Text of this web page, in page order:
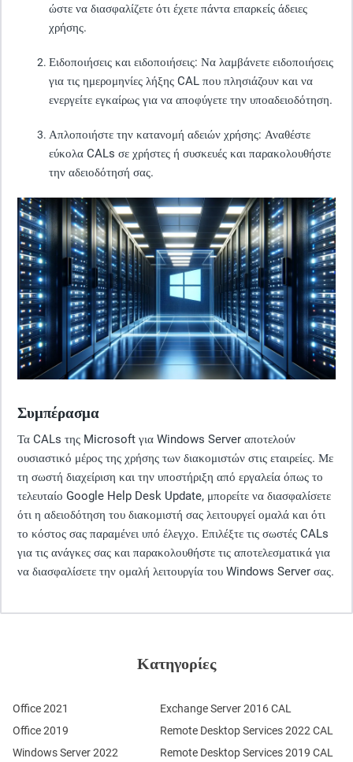
ώστε να διασφαλίζετε ότι έχετε πάντα επαρκείς άδειες
χρήσης.
Ειδοποιήσεις και ειδοποιήσεις: Να λαμβάνετε ειδοποιήσεις
για τις ημερομηνίες λήξης CAL που πλησιάζουν και να
ενεργείτε εγκαίρως για να αποφύγετε την υποαδειοδότηση.
Απλοποιήστε την κατανομή αδειών χρήσης: Αναθέστε
εύκολα CALs σε χρήστες ή συσκευές και παρακολουθήστε
την αδειοδότησή σας.
Συμπέρασμα
Τα CALs της Microsoft για Windows Server αποτελούν
ουσιαστικό μέρος της χρήσης των διακομιστών στις εταιρείες. Με
τη σωστή διαχείριση και την υποστήριξη από εργαλεία όπως το
τελευταίο Google Help Desk Update, μπορείτε να διασφαλίσετε
ότι η αδειοδότηση του διακομιστή σας λειτουργεί ομαλά και ότι
το κόστος σας παραμένει υπό έλεγχο. Επιλέξτε τις σωστές CALs
για τις ανάγκες σας και παρακολουθήστε τις αποτελεσματικά για
να διασφαλίσετε την ομαλή λειτουργία του Windows Server σας.
Κατηγορίες
Office 2021
Office 2019
Windows Server 2022
Remote Desktop Services 2022 CAL
Remote Desktop Services 2019 CAL
Exchange Server 2016 CAL